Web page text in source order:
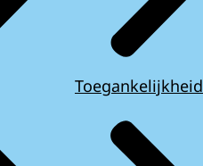
Toegankelijkheid